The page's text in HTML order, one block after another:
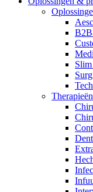
Vind het
Op een fijne
Heb je een
Therapieën